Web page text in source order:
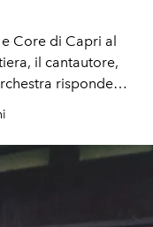
Core di Capri al
il cantautore,
risponde